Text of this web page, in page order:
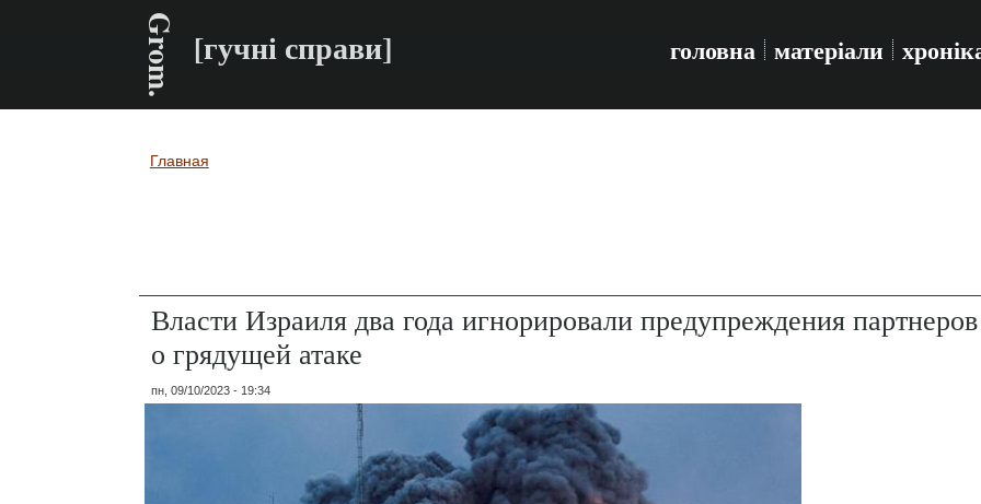
Grom. [гучні справи] головна матеріали
Вы здесь
Главная
Власти Израиля два года игнорировали предупреждения партнеров
о грядущей атаке
пн, 09/10/2023 - 19:34